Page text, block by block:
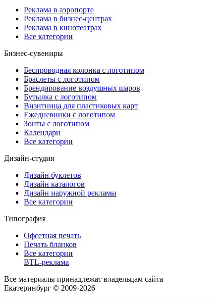
Реклама в аэропорте
Реклама в бизнес-центрах
Реклама в кинотеатрах
Все категории
Бизнес-сувениры
Беспроводная колонка с логотипом
Браслеты с логотипом
Брендирование воздушных шаров
Бутылка с логотипом
Визитница для пластиковых карт
Ежедневники с логотипом
Зонты с логотипом
Календари
Все категории
Дизайн-студия
Дизайн буклетов
Дизайн каталогов
Дизайн наружной рекламы
Все категории
Типография
Офсетная печать
Печать бланков
Все категории
BTL-реклама
Все материалы принадлежат владельцам сайта
Екатеринбург © 2009-2026